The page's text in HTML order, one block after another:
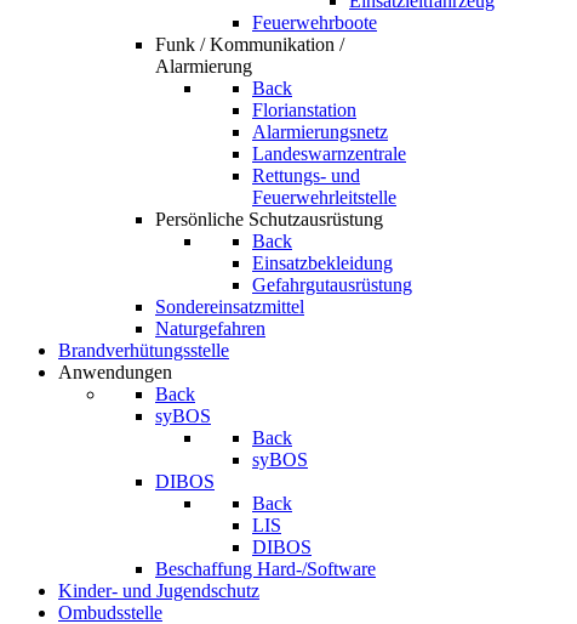
Feuerwehrboote
Funk / Kommunikation /
Alarmierung
Back
Florianstation
Alarmierungsnetz
Landeswarnzentrale
Rettungs- und
Feuerwehrleitstelle
Persönliche Schutzausrüstung
Back
Einsatzbekleidung
Gefahrgutausrüstung
Sondereinsatzmittel
Naturgefahren
Brandverhütungsstelle
Anwendungen
Back
syBOS
Back
syBOS
DIBOS
Back
LIS
DIBOS
Beschaffung Hard-/Software
Kinder- und Jugendschutz
Ombudsstelle